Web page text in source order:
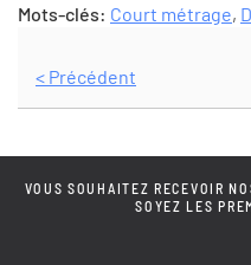
Mots-clés: Court métrage,
< Précédent
VOUS SOUHAITEZ RECEVOIR
SOYEZ LES